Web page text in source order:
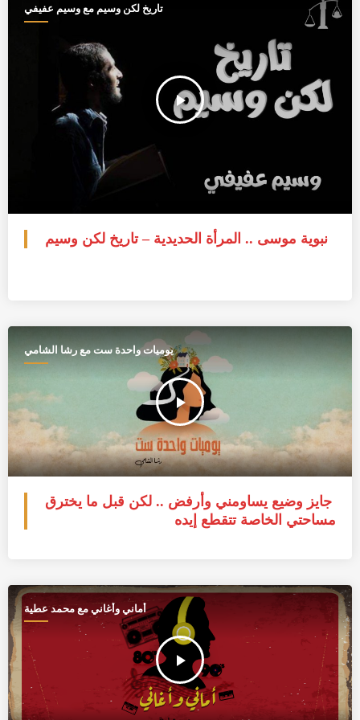
تاريخ لكن وسيم مع وسيم عفيفي
play_arrow
نبوية موسى .. المرأة الحديدية – تاريخ لكن وسيم
يوميات واحدة ست مع رشا الشامي
play_arrow
جايز وضيع يساومني وأرفض .. لكن قبل ما يخترق
مساحتي الخاصة تتقطع إيده
أماني وأغاني مع محمد عطية
play_arrow